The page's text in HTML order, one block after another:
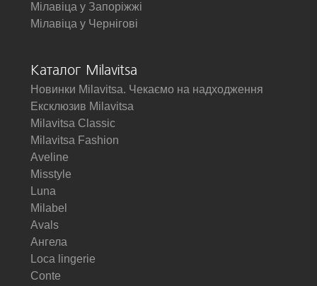
Мілавіца у Запоріжжі
Мілавіца у Чернігові
Каталог Milavitsa
Новинки Milavitsa. Чекаємо на надходження
Ексклюзив Milavitsa
Milavitsa Classic
Milavitsa Fashion
Aveline
Misstyle
Luna
Milabel
Avals
Ангела
Loca lingerie
Conte